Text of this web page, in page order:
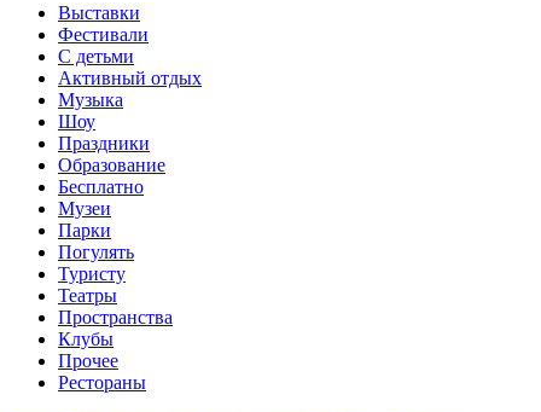
Выставки
Фестивали
С детьми
Активный отдых
Музыка
Шоу
Праздники
Образование
Бесплатно
Музеи
Парки
Погулять
Туристу
Театры
Пространства
Клубы
Прочее
Рестораны